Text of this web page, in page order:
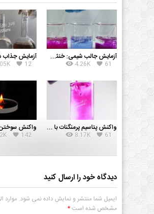
12
آزمایش جالب شیمی: خنثی شدن اسید و باز
4.26K 61
واکنش
142
واکنش پتاسیم پرمنگنات با شکر و سدیم هیدروکسید
8.17K 61
دیدگاه خود را ارسال کنید
ایمیل شما منتشر و نمایش داده نمی شود. موارد
مشخص شده است*